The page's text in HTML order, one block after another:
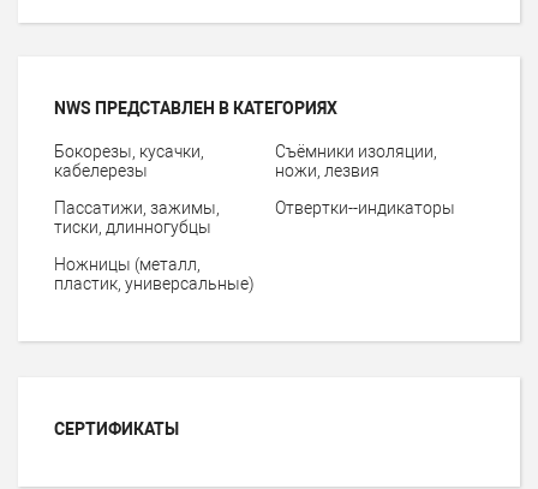
NWS ПРЕДСТАВЛЕН В КАТЕГОРИЯХ
Бокорезы, кусачки,
кабелерезы
Пассатижи, зажимы,
тиски, длинногубцы
Ножницы (металл,
пластик, универсальные)
Съёмники изоляции,
ножи, лезвия
Отвертки--индикаторы
СЕРТИФИКАТЫ